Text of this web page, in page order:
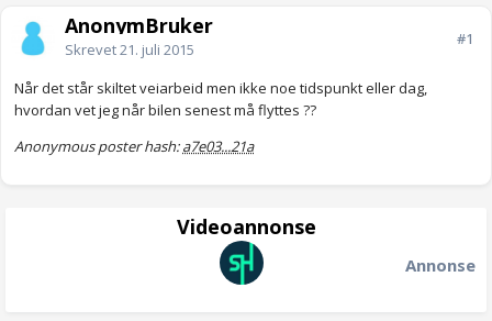
AnonymBruker
Skrevet21. juli 2015
#1
Når det står skiltet veiarbeid men ikke noe tidspunkt eller dag,
hvordan vet jeg når bilen senest må flyttes ??
Anonymous poster hash:a7e03...21a
Videoannonse
Annonse